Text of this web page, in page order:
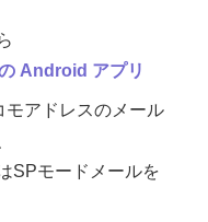
Android アプリ
アドレスのメール
SPモードメールを